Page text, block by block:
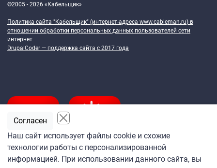
©2005 - 2026 «Кабельщик»
Политика сайта "Кабельщик" (интернет-адреса www.cableman.ru) в
отношении обработки персональных данных пользователей сети
интернет
DrupalCoder — поддержка сайта c 2017 года
Подпишитесь
Наш сайт использует файлы cookie и схожие
технологии работы с персонализированной
информацией. При использовании данного сайта, вы
Согласен